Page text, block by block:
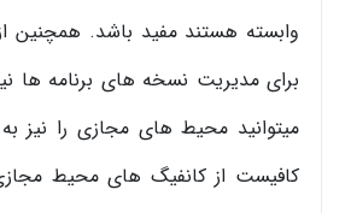
وابسته هستند مفید باشد. همچنین از
برای مدیریت نسخه های برنامه ها نیز
میتوانید محیط های مجازی را نیز